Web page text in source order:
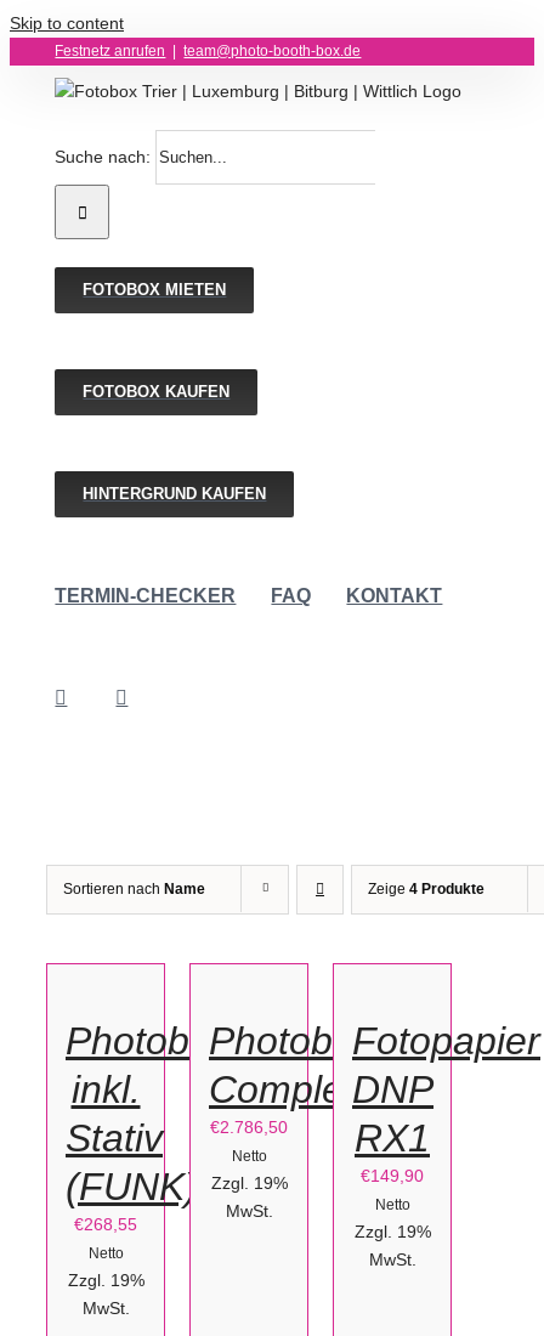
Skip to content
Festnetz anrufen team@photo-booth-box.de
Suche nach:
FOTOBOX MIETEN
FOTOBOX KAUFEN
HINTERGRUND KAUFEN
TERMIN-CHECKER FAQ KONTAKT
Sortieren nach Name Zeige 4 Produkte
IN
DETAILS
Photobuzzer
inkl.
Stativ
(FUNK)
€268,55
Netto
Zzgl. 19%
MwSt.
WÄHLEN
DETAILS
Photobooth
Complete
€2.786,50
Netto
Zzgl. 19%
MwSt.
IN
DETAILS
Fotopapier
DNP
RX1
€149,90
Netto
Zzgl. 19%
MwSt.